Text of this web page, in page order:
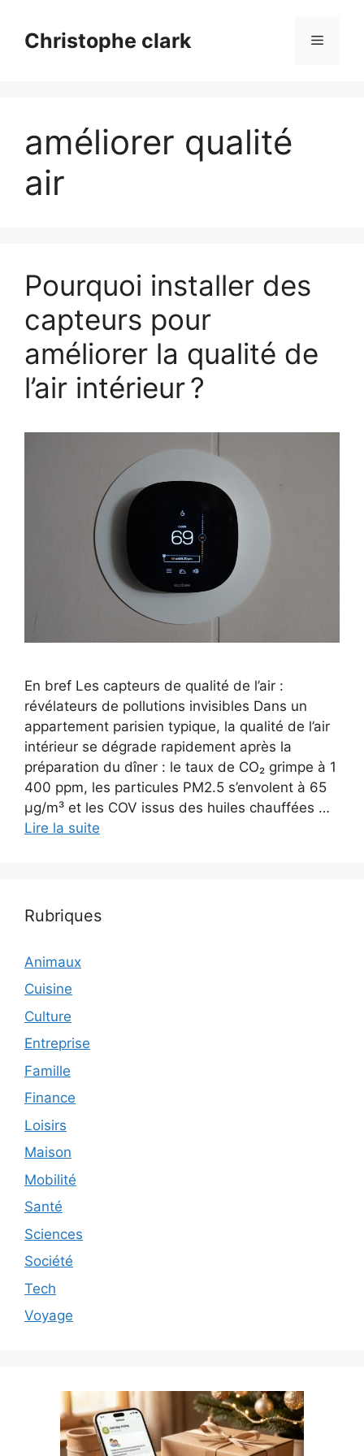
contenuChristophe clark Menu
améliorer qualité
air
Pourquoi installer des
capteurs pour
améliorer la qualité de
l’air intérieur ?
En bref Les capteurs de qualité de l’air :
révélateurs de pollutions invisibles Dans un
appartement parisien typique, la qualité de l’air
intérieur se dégrade rapidement après la
préparation du dîner : le taux de CO₂ grimpe à 1
400 ppm, les particules PM2.5 s’envolent à 65
µg/m³ et les COV issus des huiles chauffées …
Lire la suite
Rubriques
Animaux
Cuisine
Culture
Entreprise
Famille
Finance
Loisirs
Maison
Mobilité
Santé
Sciences
Société
Tech
Voyage